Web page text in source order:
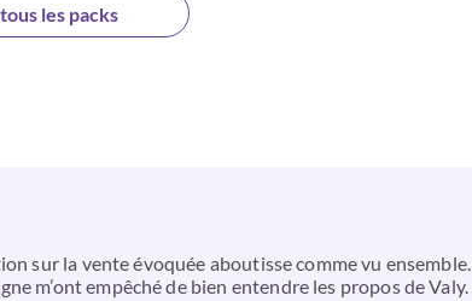
les packs
sur la vente évoquée aboutisse comme vu
m’ont empêché de bien entendre les propos de Valy.